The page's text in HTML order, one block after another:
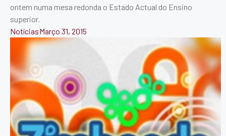
ontem numa mesa redonda o Estado Actual do Ensino
superior.
NotíciasMarço 31, 2015